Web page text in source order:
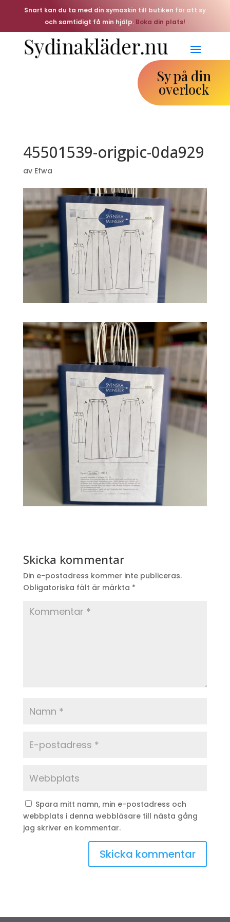
Snart kan du ta med din symaskin till butiken för att sy
och samtidigt få min hjälp. Boka din plats!
Sy på din
overlock
45501539-origpic-0da929
av Efwa
Skicka kommentar
Din e-postadress kommer inte publiceras.
Obligatoriska fält är märkta *
Spara mitt namn, min e-postadress och
webbplats i denna webbläsare till nästa gång
jag skriver en kommentar.